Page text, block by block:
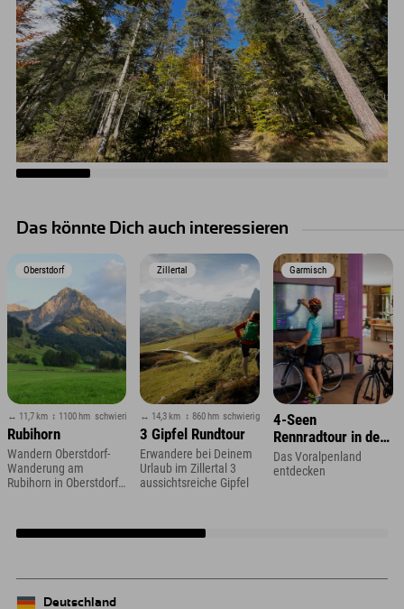
Das könnte Dich auch interessieren
Oberstdorf
↔ 11,7 km ↕ 1100 hm schwierig
Rubihorn
Wandern Oberstdorf-
Wanderung am
Rubihorn in Oberstdorf
Zillertal
↔ 14,3 km ↕ 860 hm schwierig
3 Gipfel Rundtour
Erwandere bei Deinem
Urlaub im Zillertal 3
aussichtsreiche Gipfel
Garmisch
4-Seen
Rennradtour in der
Zugspitzregion
Das Voralpenland
entdecken
Deutschland